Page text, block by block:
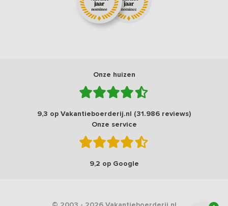
Onze huizen
9,3 op Vakantieboerderij.nl (31.986 reviews)
Onze service
9,2 op Google